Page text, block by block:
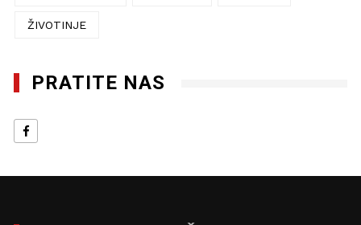
ŽIVOTINJE
PRATITE NAS